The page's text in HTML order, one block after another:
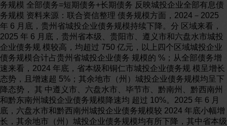
务规模 全部债务=短期债务+长期债务 反映城投企业全部有息债
务规模 资料来源：联合资信整理 债务规模方面，2024－2025
年 6 月底，贵州省城投企业债务规模持续下降。分 区域来看，
2025 年 6 月底，贵州省本级、贵阳市、遵义市和六盘水市城投
企业债务规 模较高，均超过 750 亿元，以上四个区域城投企业
债务规模合计占贵州省城投企业债务 规模的 %；从全部债务增
速来看，2024 年底，省本级和铜仁市城投企业债务规 模呈增长
态势，且增速超 5%；其余地市（州）城投企业债务规模均呈下
降态势， 其 中遵义市、六盘水市、毕节市、黔南州、黔西南州
和黔东南州城投企业债务规模降速均 超过 10%。2025 年 6 月
底，六盘水市和黔西南州城投企业债务规模较 2024 年底小幅增
长，其余地市（州）城投企业债务规模均有所下降，其中省本级